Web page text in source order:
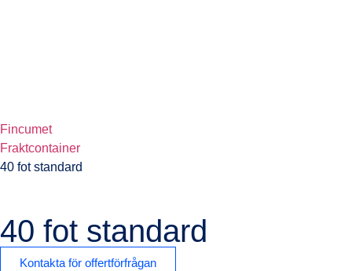
Fincumet
Fraktcontainer
40 fot standard
40 fot standard
Kontakta för offertförfrågan